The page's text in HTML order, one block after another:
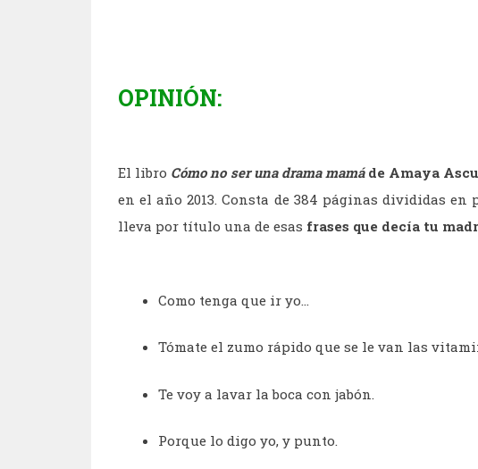
OPINIÓN:
El libro Cómo no ser una drama mamáde Amaya
en el año 2013. Consta de 384 páginas divididas en
lleva por título una de esas frases que decía tu
Como tenga que ir yo...
Tómate el zumo rápido que se le van las
Te voy a lavar la boca con jabón.
Porque lo digo yo, y punto.